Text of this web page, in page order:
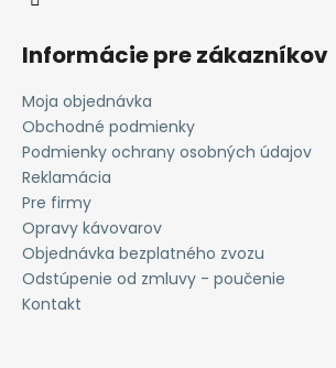
Informácie pre zákazníkov
Moja objednávka
Obchodné podmienky
Podmienky ochrany osobných údajov
Reklamácia
Pre firmy
Opravy kávovarov
Objednávka bezplatného zvozu
Odstúpenie od zmluvy - poučenie
Kontakt